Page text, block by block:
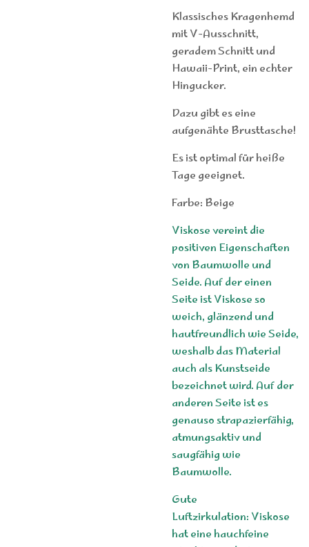
Klassisches Kragenhemd
mit V-Ausschnitt,
geradem Schnitt und
Hawaii-Print, ein echter
Hingucker.
Dazu gibt es eine
aufgenähte Brusttasche!
Es ist optimal für heiße
Tage geeignet.
Farbe: Beige
Viskose vereint die
positiven Eigenschaften
von Baumwolle und
Seide. Auf der einen
Seite ist Viskose so
weich, glänzend und
hautfreundlich wie Seide,
weshalb das Material
auch als Kunstseide
bezeichnet wird. Auf der
anderen Seite ist es
genauso strapazierfähig,
atmungsaktiv und
saugfähig wie
Baumwolle.
Gute
Luftzirkulation: Viskose
hat eine hauchfeine